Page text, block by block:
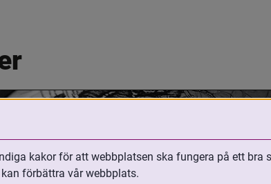
kakor för att webbplatsen ska fungera på ett bra
förbättra vår webbplats.